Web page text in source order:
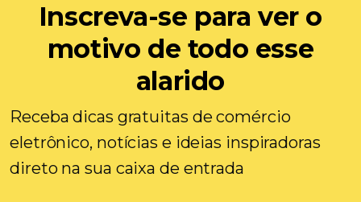
Inscreva-se para ver o
motivo de todo esse
alarido
Receba dicas gratuitas de comércio
eletrônico, notícias e ideias inspiradoras
direto na sua caixa de entrada